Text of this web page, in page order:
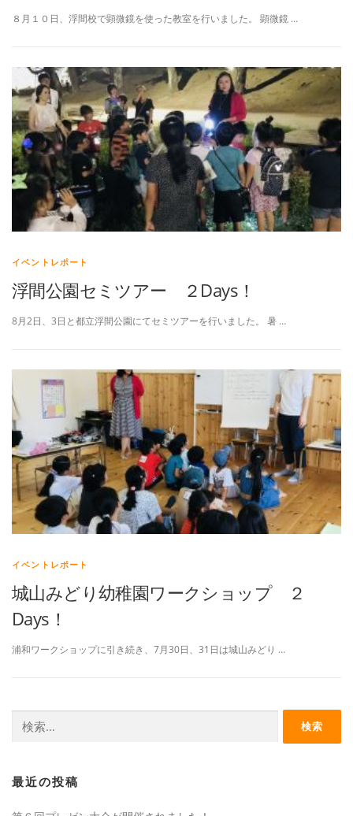
８月１０日、浮間校で顕微鏡を使った教室を行いました。 顕微鏡 …
イベントレポート
浮間公園セミツアー ２Days！
8月2日、3日と都立浮間公園にてセミツアーを行いました。 暑 …
イベントレポート
城山みどり幼稚園ワークショップ ２
Days！
浦和ワークショップに引き続き、7月30日、31日は城山みどり …
索:
最近の投稿